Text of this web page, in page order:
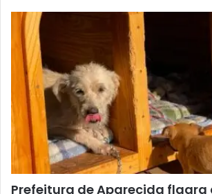
Prefeitura de Aparecida